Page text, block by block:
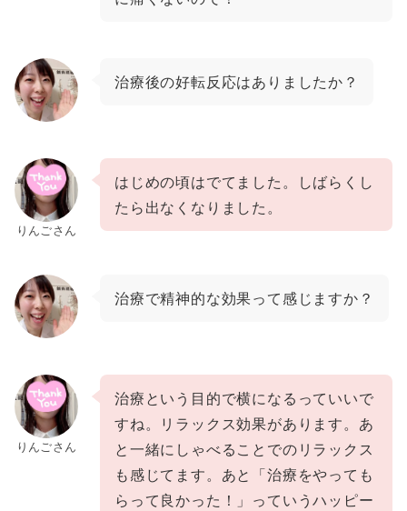
治療後の好転反応はありましたか？
りんごさん
はじめの頃はでてました。しばらくし
たら出なくなりました。
治療で精神的な効果って感じますか？
りんごさん
治療という目的で横になるっていいで
すね。リラックス効果があります。あ
と一緒にしゃべることでのリラックス
も感じてます。あと「治療をやっても
らって良かった！」っていうハッピー